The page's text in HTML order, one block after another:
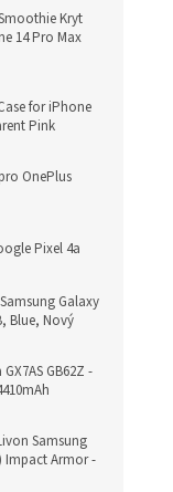
Kryt
14 Pro Max
for iPhone
Pink
OnePlus
Pixel 4a
Galaxy
Blue, Nový
GB62Z -
Samsung
Impact Armor -